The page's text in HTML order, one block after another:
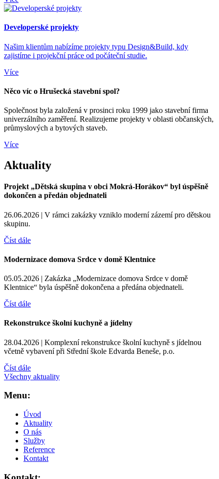
Developerské projekty
Našim klientům nabízíme projekty typu Design&Build, kdy
zajistíme i projekční práce od počáteční studie.
Více
Něco víc o Hrušecká stavební spol?
Společnost byla založená v prosinci roku 1999 jako stavební firma
univerzálního zaměření. Realizujeme projekty v oblasti občanských,
průmyslových a bytových staveb.
Více
Aktuality
Projekt „Dětská skupina v obci Mokrá-Horákov“ byl úspěšně
dokončen a předán objednateli
26.06.2026 | V rámci zakázky vzniklo moderní zázemí pro dětskou
skupinu.
Číst dále
Modernizace domova Srdce v domě Klentnice
05.05.2026 | Zakázka „Modernizace domova Srdce v domě
Klentnice“ byla úspěšně dokončena a předána objednateli.
Číst dále
Rekonstrukce školní kuchyně a jídelny
28.04.2026 | Komplexní rekonstrukce školní kuchyně s jídelnou
včetně vybavení při Střední škole Edvarda Beneše, p.o.
Číst dále
Všechny aktuality
Menu:
Úvod
Aktuality
O nás
Služby
Reference
Kontakt